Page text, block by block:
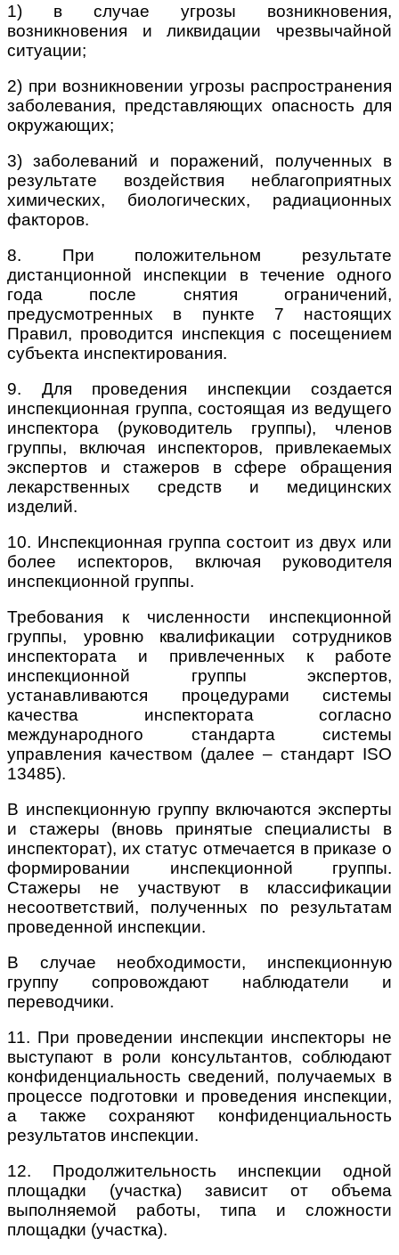
1) в случае угрозы возникновения,
возникновения и ликвидации чрезвычайной
ситуации;
2) при возникновении угрозы распространения
заболевания, представляющих опасность для
окружающих;
3) заболеваний и поражений, полученных в
результате воздействия неблагоприятных
химических, биологических, радиационных
факторов.
8. При положительном результате
дистанционной инспекции в течение одного
года после снятия ограничений,
предусмотренных в пункте 7 настоящих
Правил, проводится инспекция с посещением
субъекта инспектирования.
9. Для проведения инспекции создается
инспекционная группа, состоящая из ведущего
инспектора (руководитель группы), членов
группы, включая инспекторов, привлекаемых
экспертов и стажеров в сфере обращения
лекарственных средств и медицинских
изделий.
10. Инспекционная группа состоит из двух или
более испекторов, включая руководителя
инспекционной группы.
Требования к численности инспекционной
группы, уровню квалификации сотрудников
инспектората и привлеченных к работе
инспекционной группы экспертов,
устанавливаются процедурами системы
качества инспектората согласно
международного стандарта системы
управления качеством (далее – стандарт ISO
13485).
В инспекционную группу включаются эксперты
и стажеры (вновь принятые специалисты в
инспекторат), их статус отмечается в приказе о
формировании инспекционной группы.
Стажеры не участвуют в классификации
несоответствий, полученных по результатам
проведенной инспекции.
В случае необходимости, инспекционную
группу сопровождают наблюдатели и
переводчики.
11. При проведении инспекции инспекторы не
выступают в роли консультантов, соблюдают
конфиденциальность сведений, получаемых в
процессе подготовки и проведения инспекции,
а также сохраняют конфиденциальность
результатов инспекции.
12. Продолжительность инспекции одной
площадки (участка) зависит от объема
выполняемой работы, типа и сложности
площадки (участка).